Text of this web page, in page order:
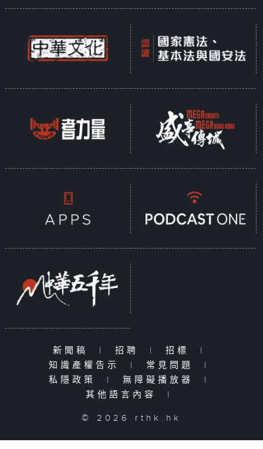
新聞稿 | 招聘 | 招標
|
知識產權告示
| 常見問題
|
私隱政策
| 無障礙播放器
|
其他語言內容
|
© 2026 rthk.hk